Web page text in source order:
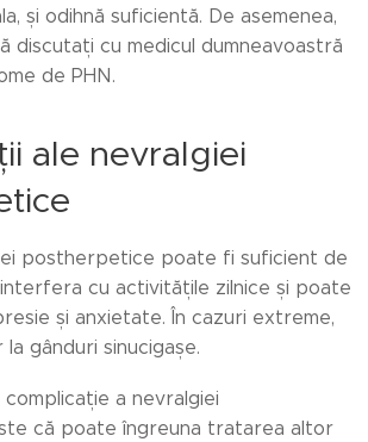
și odihnă suficientă. De asemenea,
discutați cu medicul dumneavoastră
de PHN.
ale nevralgiei
postherpetice poate fi suficient de
cu activitățile zilnice și poate
și anxietate. În cazuri extreme,
gânduri sinucigașe.
a nevralgiei
că poate îngreuna tratarea altor